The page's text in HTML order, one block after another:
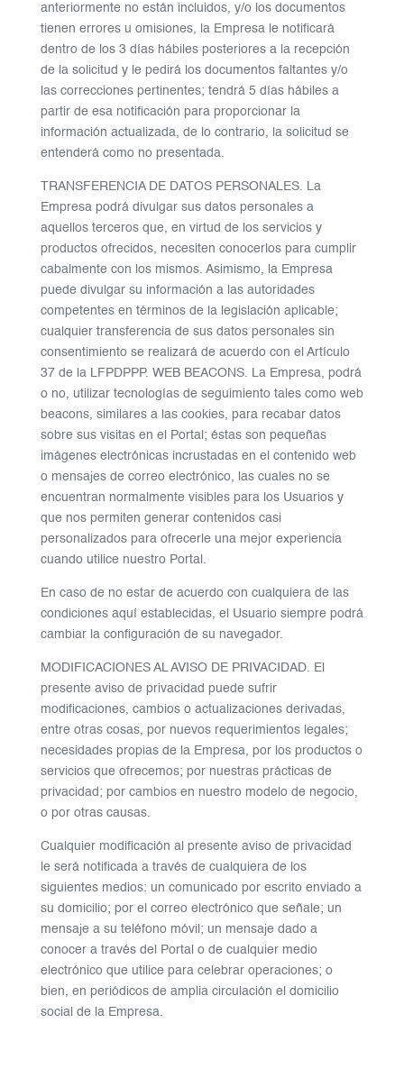
anteriormente no están incluidos, y/o los documentos
tienen errores u omisiones, la Empresa le notificará
dentro de los 3 días hábiles posteriores a la recepción
de la solicitud y le pedirá los documentos faltantes y/o
las correcciones pertinentes; tendrá 5 días hábiles a
partir de esa notificación para proporcionar la
información actualizada, de lo contrario, la solicitud se
entenderá como no presentada.
TRANSFERENCIA DE DATOS PERSONALES. La
Empresa podrá divulgar sus datos personales a
aquellos terceros que, en virtud de los servicios y
productos ofrecidos, necesiten conocerlos para cumplir
cabalmente con los mismos. Asimismo, la Empresa
puede divulgar su información a las autoridades
competentes en términos de la legislación aplicable;
cualquier transferencia de sus datos personales sin
consentimiento se realizará de acuerdo con el Artículo
37 de la LFPDPPP. WEB BEACONS. La Empresa, podrá
o no, utilizar tecnologías de seguimiento tales como web
beacons, similares a las cookies, para recabar datos
sobre sus visitas en el Portal; éstas son pequeñas
imágenes electrónicas incrustadas en el contenido web
o mensajes de correo electrónico, las cuales no se
encuentran normalmente visibles para los Usuarios y
que nos permiten generar contenidos casi
personalizados para ofrecerle una mejor experiencia
cuando utilice nuestro Portal.
En caso de no estar de acuerdo con cualquiera de las
condiciones aquí establecidas, el Usuario siempre podrá
cambiar la configuración de su navegador.
MODIFICACIONES AL AVISO DE PRIVACIDAD. El
presente aviso de privacidad puede sufrir
modificaciones, cambios o actualizaciones derivadas,
entre otras cosas, por nuevos requerimientos legales;
necesidades propias de la Empresa, por los productos o
servicios que ofrecemos; por nuestras prácticas de
privacidad; por cambios en nuestro modelo de negocio,
o por otras causas.
Cualquier modificación al presente aviso de privacidad
le será notificada a través de cualquiera de los
siguientes medios: un comunicado por escrito enviado a
su domicilio; por el correo electrónico que señale; un
mensaje a su teléfono móvil; un mensaje dado a
conocer a través del Portal o de cualquier medio
electrónico que utilice para celebrar operaciones; o
bien, en periódicos de amplia circulación el domicilio
social de la Empresa.